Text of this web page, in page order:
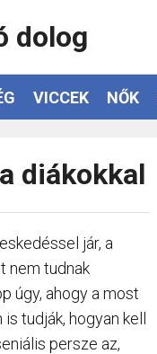
dolog
VICCEK NŐK
diákokkal
jár, a
nem tudnak
úgy, ahogy a most
tudják, hogyan kell
persze az,